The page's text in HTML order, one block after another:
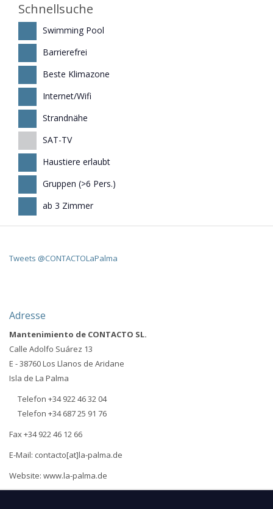
Schnellsuche
Swimming Pool
Barrierefrei
Beste Klimazone
Internet/Wifi
Strandnähe
SAT-TV
Haustiere erlaubt
Gruppen (>6 Pers.)
ab 3 Zimmer
Tweets @CONTACTOLaPalma
Adresse
Mantenimiento de CONTACTO SL.
Calle Adolfo Suárez 13
E - 38760 Los Llanos de Aridane
Isla de La Palma
Telefon +34 922 46 32 04
Telefon +34 687 25 91 76
Fax +34 922 46 12 66
E-Mail: contacto[at]la-palma.de
Website: www.la-palma.de